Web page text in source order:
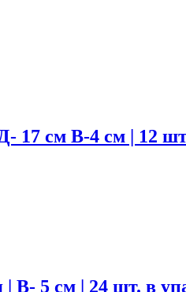
17 см В-4 см | 12
| В- 5 см | 24 шт. в